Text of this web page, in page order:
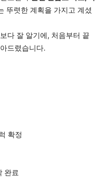
뚜렷한 계획을 가지고 계셨
다 잘 알기에, 처음부터 끝
드렸습니다.
확정
완료